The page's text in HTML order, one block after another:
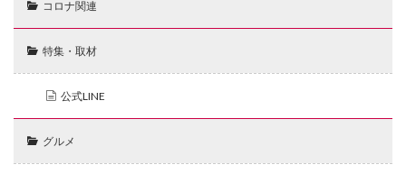
コロナ関連
特集・取材
公式LINE
グルメ